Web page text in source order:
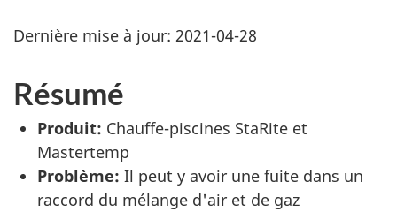
Dernière mise à jour: 2021-04-28
Résumé
Produit: Chauffe-piscines StaRite et
Mastertemp
Problème: Il peut y avoir une fuite dans un
raccord du mélange d'air et de gaz